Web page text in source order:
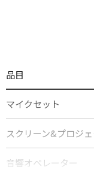
品目
マイクセット
スクリーン&プロジ
音響オペレーター